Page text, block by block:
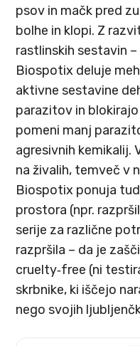
psov in mačk pred
bolhe in klopi. Z
rastlinskih sestavin
Biospotix deluje
aktivne sestavine
parazitov in
pomeni manj
agresivnih kemikalij.
na živalih, temveč v
Biospotix ponuja
prostora (npr.
serije za različne
razpršila – da je
cruelty‑free (ni
skrbnike, ki iščejo
nego svojih